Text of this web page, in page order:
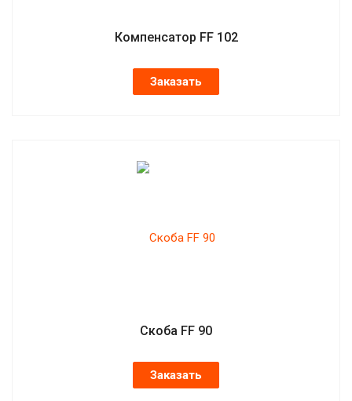
Компенсатор FF 102
Заказать
Скоба FF 90
Заказать